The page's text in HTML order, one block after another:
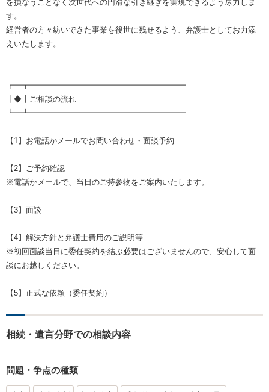
を損なうことなく次世代への円滑な引き継ぎを実現できるよう尽力しま
す。
経営者の方々紡いできた事業を後世に残せるよう、弁護士としてお力添
えいたします。
┏━┳━━━━━━━━━━━━━━━━━━━━
┃◆┃ご相談の流れ
┗━┻━━━━━━━━━━━━━━━━━━━━
【1】お電話かメールでお問い合わせ・面談予約
【2】ご予約確認
※電話かメールで、当日のご持参物をご案内いたします。
【3】面談
【4】解決方針と弁護士費用のご説明等
※初回面談当日に委任契約を結ぶ必要はございませんので、安心して面
談にお越しください。
【5】正式な依頼（委任契約）
相続・遺言分野での相談内容
問題・争点の種類